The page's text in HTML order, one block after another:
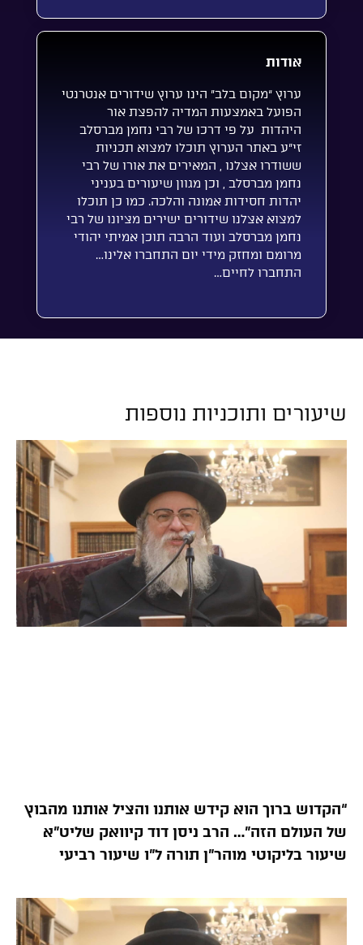
אודות
ערוץ “מקום בלב” הינו ערוץ שידורים אנטרנטי
הפועל באמצעות המדיה להפצת אור
היהדות על פי דרכו של רבי נחמן מברסלב
זי”ע באתר הערוץ תוכלו למצוא תכניות
ששודרו אצלנו , המאירים את אורו של רבי
נחמן מברסלב , וכן מגוון שיעורים בעניני
יהדות חסידות אמונה והלכה. כמו כן תוכלו
למצוא אצלנו שידורים ישירים מציונו של רבי
נחמן מברסלב ועוד הרבה תוכן אמיתי יהודי
מרומם ומחזק מידי יום התחברו אלינו…
התחברו לחיים…
שיעורים ותוכניות נוספות
“הקדוש ברוך הוא קידש אותנו והציל אותנו מהבוץ
של העולם הזה”… הרב ניסן דוד קיוואק שליט”א
שיעור בליקוטי מוהר”ן תורה ל”ו שיעור רביעי